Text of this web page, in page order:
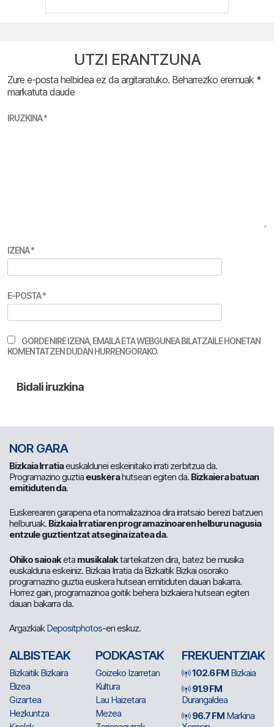
UTZI ERANTZUNA
Zure e-posta helbidea ez da argitaratuko. Beharrezko eremuak *
markatuta daude
IRUZKINA*
IZENA*
E-POSTA*
GORDE NIRE IZENA, EMAILA ETA WEBGUNEA BILATZAILE HONETAN
KOMENTATZEN DUDAN HURRENGORAKO.
NOR GARA
Bizkaia Irratiaeuskaldunei eskeinitako irrati zerbitzua da.
Programazino guztia euskerahutsean egiten da. Bizkaiera batuan
emitiduten da.
Euskerearen garapena eta normalizazinoa dira irratsaio berezi batzuen
helburuak. Bizkaia Irratiaren programazinoaren helburu nagusia
entzule guztientzat atsegina izatea da.
Ohiko saioaketa musikalaktartekatzen dira, batez be musika
euskalduna eskeiniz. Bizkaia Irratia da Bizkaitik Bizkai osorako
programazino guztia euskera hutsean emitiduten dauan bakarra.
Horrez gain, programazinoa goitik behera bizkaiera hutsean egiten
dauan bakarra da.
ArgazkiakDepositphotos-en eskuz.
ALBISTEAK
Bizkaitik Bizkaira
Elizea
Gizartea
Hezkuntza
PODKASTAK
Goizeko Izarretan
Kultura
Lau Haizetara
Mezea
FREKUENTZIAK
102.6 FM Bizkaia
91.9 FM
Durangaldea
96.7 FM Markina